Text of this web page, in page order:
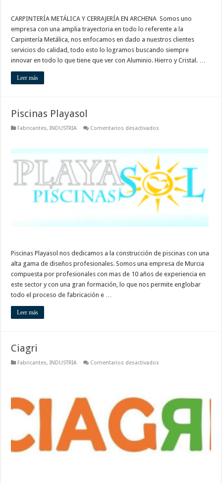
CARPINTERÍA METÁLICA Y CERRAJERÍA EN ARCHENA Somos uno
empresa con una amplia trayectoria en todo lo referente a la
Carpintería Metálica, nos enfocamos en dado a nuestros clientes
servicios do calidad, todo esto lo logramos buscando siempre
innovar en todo lo que tiene que ver con Aluminio. Hierro y Cristal. …
Leer más
Piscinas Playasol
Fabricantes,INDUSTRIA Comentarios desactivados
Piscinas Playasol nos dedicamos a la construcción de piscinas con una
alta gama de diseños profesionales. Somos una empresa de Murcia
compuesta por profesionales con mas de 10 años de experiencia en
este sector y con una gran formación, lo que nos permite englobar
todo el proceso de fabricación e …
Leer más
Ciagri
Fabricantes,INDUSTRIA Comentarios desactivados